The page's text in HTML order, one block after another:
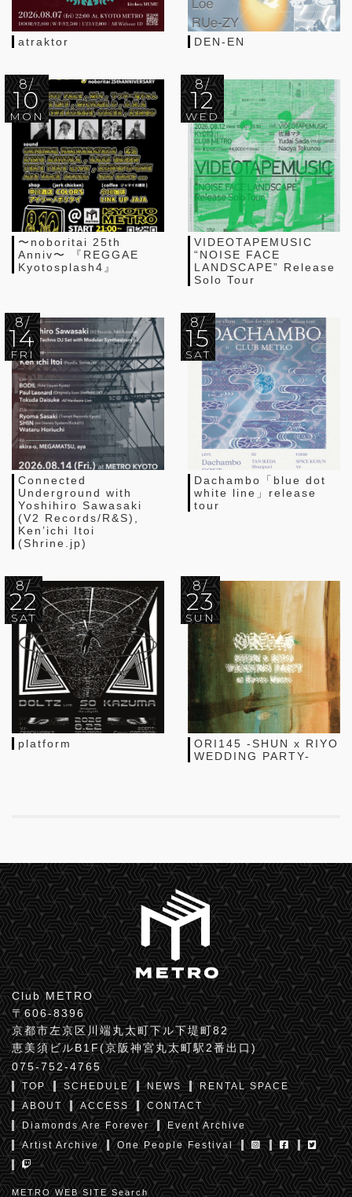
atraktor DEN-EN
8/
10
MON
〜noboritai 25th
Anniv〜 『REGGAE
Kyotosplash4』
8/
12
WED
VIDEOTAPEMUSIC
“NOISE FACE
LANDSCAPE” Release
Solo Tour
8/
14
FRI
Connected
Underground with
Yoshihiro Sawasaki
(V2 Records/R&S),
Ken’ichi Itoi
(Shrine.jp)
8/
15
SAT
Dachambo「blue dot
white line」release
tour
8/
22
SAT
platform
8/
23
SUN
ORI145 -SHUN x RIYO
WEDDING PARTY-
Club METRO
〒606-8396
京都市左京区川端丸太町下ル下堤町82
恵美須ビルB1F(京阪神宮丸太町駅2番出口)
075-752-4765
TOP SCHEDULE NEWS
RENTAL SPACE
ABOUT
ACCESS
CONTACT
Diamonds Are Forever
Event Archive
Artist Archive
One People Festival
METRO WEB SITE Search